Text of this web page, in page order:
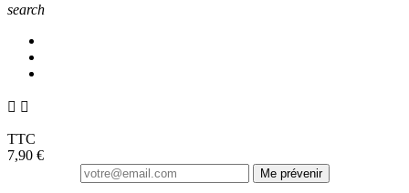
search
 
TTC
7,90 €
Me prévenir